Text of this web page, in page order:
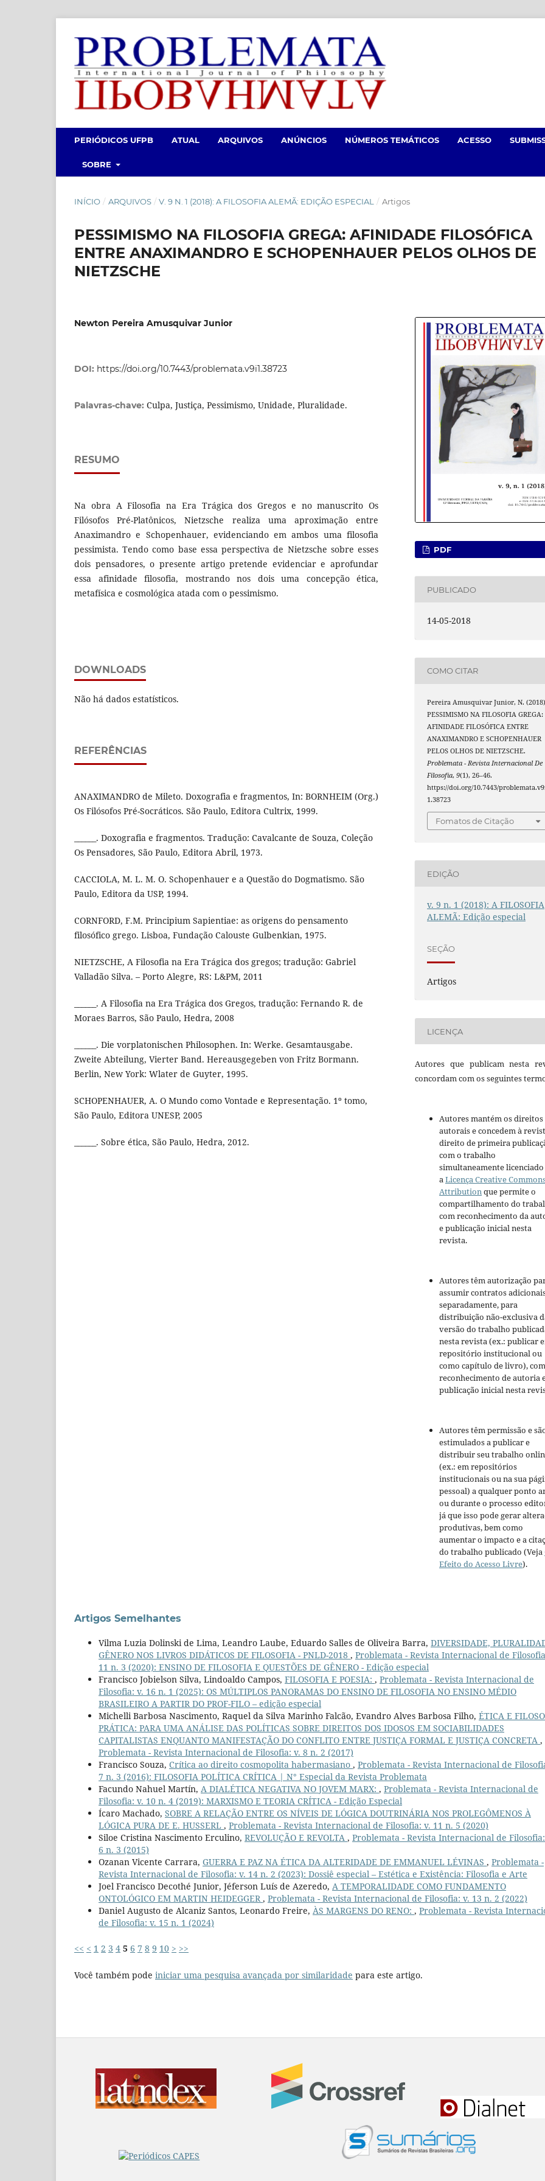
PERIÓDICOS UFPB ATUAL ARQUIVOS ANÚNCIOS NÚMEROS TEMÁTICOS ACESSO
SOBRE
INÍCIO / ARQUIVOS / V. 9 N. 1 (2018): A FILOSOFIA ALEMÃ: EDIÇÃO ESPECIAL / Artigos
PESSIMISMO NA FILOSOFIA GREGA: AFINIDADE FILOSÓFICA
ENTRE ANAXIMANDRO E SCHOPENHAUER PELOS OLHOS DE
NIETZSCHE
Newton Pereira Amusquivar Junior
DOI: https://doi.org/10.7443/problemata.v9i1.38723
Palavras-chave: Culpa, Justiça, Pessimismo, Unidade, Pluralidade.
RESUMO
Na obra A Filosofia na Era Trágica dos Gregos e no manuscrito Os
Filósofos Pré-Platônicos, Nietzsche realiza uma aproximação entre
Anaximandro e Schopenhauer, evidenciando em ambos uma filosofia
pessimista. Tendo como base essa perspectiva de Nietzsche sobre esses
dois pensadores, o presente artigo pretende evidenciar e aprofundar
essa afinidade filosofia, mostrando nos dois uma concepção ética,
metafísica e cosmológica atada com o pessimismo.
DOWNLOADS
Não há dados estatísticos.
REFERÊNCIAS
ANAXIMANDRO de Mileto. Doxografia e fragmentos, In: BORNHEIM (Org.)
Os Filósofos Pré-Socráticos. São Paulo, Editora Cultrix, 1999.
______. Doxografia e fragmentos. Tradução: Cavalcante de Souza, Coleção
Os Pensadores, São Paulo, Editora Abril, 1973.
CACCIOLA, M. L. M. O. Schopenhauer e a Questão do Dogmatismo. São
Paulo, Editora da USP, 1994.
CORNFORD, F.M. Principium Sapientiae: as origens do pensamento
filosófico grego. Lisboa, Fundação Calouste Gulbenkian, 1975.
NIETZSCHE, A Filosofia na Era Trágica dos gregos; tradução: Gabriel
Valladão Silva. – Porto Alegre, RS: L&PM, 2011
______. A Filosofia na Era Trágica dos Gregos, tradução: Fernando R. de
Moraes Barros, São Paulo, Hedra, 2008
______. Die vorplatonischen Philosophen. In: Werke. Gesamtausgabe.
Zweite Abteilung, Vierter Band. Hereausgegeben von Fritz Bormann.
Berlin, New York: Wlater de Guyter, 1995.
SCHOPENHAUER, A. O Mundo como Vontade e Representação. 1º tomo,
São Paulo, Editora UNESP, 2005
______. Sobre ética, São Paulo, Hedra, 2012.
PDF
PUBLICADO
14-05-2018
COMO CITAR
Pereira Amusquivar Junior, N.
PESSIMISMO NA FILOSOFIA GREGA:
AFINIDADE FILOSÓFICA ENTRE
ANAXIMANDRO E SCHOPENHAUER
PELOS OLHOS DE NIETZSCHE.
Problemata - Revista Internacional De
Filosofia,9(1), 26–46.
https://doi.org/10.7443/
1.38723
Fomatos de Citação
EDIÇÃO
v. 9 n. 1 (2018): A FILOSOFIA
ALEMÃ: Edição especial
SEÇÃO
Artigos
LICENÇA
Autores que publicam nesta
concordam com os seguintes
Autores mantém os direitos
autorais e concedem à
direito de primeira
com o trabalho
simultaneamente
aLicença Creative
Attributionque permite o
compartilhamento do
com reconhecimento da
e publicação inicial nesta
revista.
Autores têm autorização
assumir contratos
separadamente, para
distribuição não-exclusiva
versão do trabalho
nesta revista (ex.: publicar
repositório institucional ou
como capítulo de livro), com
reconhecimento de autoria
publicação inicial nesta
Autores têm permissão e
estimulados a publicar e
distribuir seu trabalho
(ex.: em repositórios
institucionais ou na sua
pessoal) a qualquer ponto
ou durante o processo
já que isso pode gerar
produtivas, bem como
aumentar o impacto e a
do trabalho publicado (Veja
Efeito do Acesso Livre).
Artigos Semelhantes
Vilma Luzia Dolinski de Lima, Leandro Laube, Eduardo Salles de Oliveira Barra, DIVERSIDADE,
GÊNERO NOS LIVROS DIDÁTICOS DE FILOSOFIA - PNLD-2018 , Problemata - Revista Internacional de
11 n. 3 (2020): ENSINO DE FILOSOFIA E QUESTÕES DE GÊNERO - Edição especial
Francisco Jobielson Silva, Lindoaldo Campos, FILOSOFIA E POESIA: , Problemata - Revista Internacional de
Filosofia: v. 16 n. 1 (2025): OS MÚLTIPLOS PANORAMAS DO ENSINO DE FILOSOFIA NO ENSINO MÉDIO
BRASILEIRO A PARTIR DO PROF-FILO – edição especial
Michelli Barbosa Nascimento, Raquel da Silva Marinho Falcão, Evandro Alves Barbosa Filho, ÉTICA E
PRÁTICA: PARA UMA ANÁLISE DAS POLÍTICAS SOBRE DIREITOS DOS IDOSOS EM SOCIABILIDADES
CAPITALISTAS ENQUANTO MANIFESTAÇÃO DO CONFLITO ENTRE JUSTIÇA FORMAL E JUSTIÇA CONCRETA ,
Problemata - Revista Internacional de Filosofia: v. 8 n. 2 (2017)
Francisco Souza, Crítica ao direito cosmopolita habermasiano , Problemata - Revista Internacional de
7 n. 3 (2016): FILOSOFIA POLÍTICA CRÍTICA | N° Especial da Revista Problemata
Facundo Nahuel Martín, A DIALÉTICA NEGATIVA NO JOVEM MARX: , Problemata - Revista Internacional de
Filosofia: v. 10 n. 4 (2019): MARXISMO E TEORIA CRÍTICA - Edição Especial
Ícaro Machado, SOBRE A RELAÇÃO ENTRE OS NÍVEIS DE LÓGICA DOUTRINÁRIA NOS PROLEGÔMENOS À
LÓGICA PURA DE E. HUSSERL , Problemata - Revista Internacional de Filosofia: v. 11 n. 5 (2020)
Siloe Cristina Nascimento Erculino, REVOLUÇÃO E REVOLTA , Problemata - Revista Internacional de
6 n. 3 (2015)
Ozanan Vicente Carrara, GUERRA E PAZ NA ÉTICA DA ALTERIDADE DE EMMANUEL LÉVINAS , Problemata -
Revista Internacional de Filosofia: v. 14 n. 2 (2023): Dossiê especial – Estética e Existência: Filosofia e Arte
Joel Francisco Decothé Junior, Jéferson Luís de Azeredo, A TEMPORALIDADE COMO FUNDAMENTO
ONTOLÓGICO EM MARTIN HEIDEGGER, Problemata - Revista Internacional de Filosofia: v. 13 n. 2 (2022)
Daniel Augusto de Alcaniz Santos, Leonardo Freire, ÀS MARGENS DO RENO: , Problemata - Revista
de Filosofia: v. 15 n. 1 (2024)
<< < 1 2 3 4 5 6 7 8 9 10 > >>
Você também pode iniciar uma pesquisa avançada por similaridade para este artigo.